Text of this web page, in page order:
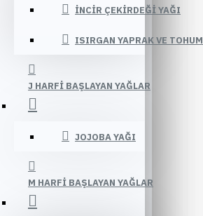
İNCIR ÇEKIRDEĞI YAĞI
ISIRGAN YAPRAK VE
J HARFI BAŞLAYAN YAĞLAR
JOJOBA YAĞI
M HARFI BAŞLAYAN YAĞLAR